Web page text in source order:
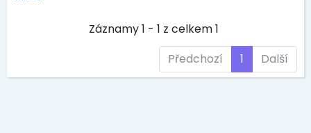
Záznamy 1 - 1 z celkem 1
Předchozí
1 Další